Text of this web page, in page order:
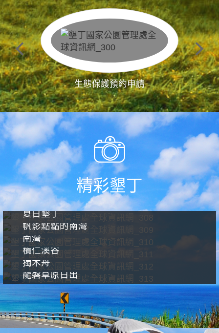
生態保護預約申請
精彩墾丁
夏日墾丁
帆影點點的南灣
南灣
欖仁溪谷
獨木舟
龍磐草原日出